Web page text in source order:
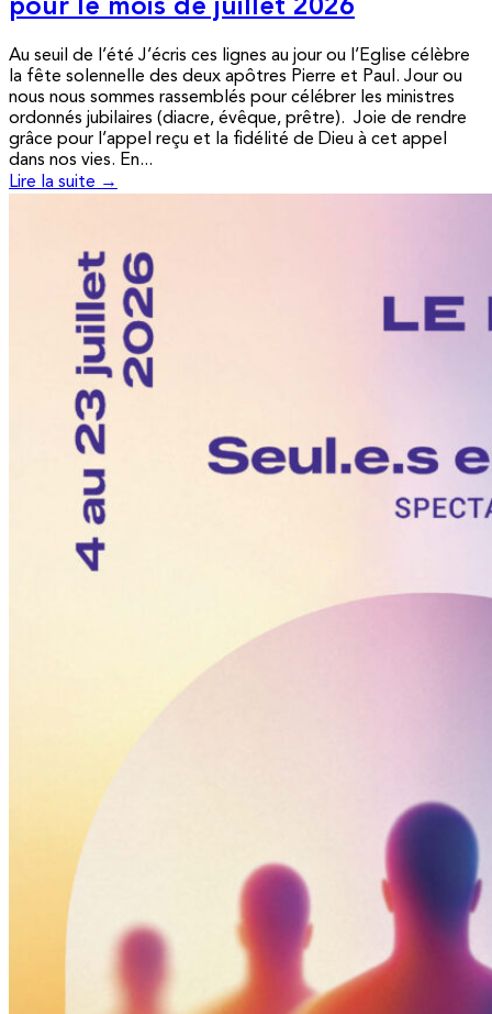
pour le mois de juillet 2026
Au seuil de l’été J’écris ces lignes au jour ou l’Eglise célèbre
la fête solennelle des deux apôtres Pierre et Paul. Jour ou
nous nous sommes rassemblés pour célébrer les ministres
ordonnés jubilaires (diacre, évêque, prêtre). Joie de rendre
grâce pour l’appel reçu et la fidélité de Dieu à cet appel
dans nos vies. En...
Lire la suite →